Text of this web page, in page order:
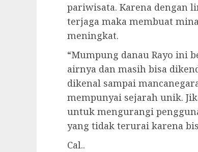
pariwisata. Karena dengan
terjaga maka membuat
meningkat.
“Mumpung danau Rayo ini
airnya dan masih bisa
dikenal sampai
mempunyai sejarah unik.
untuk mengurangi
yang tidak terurai karena
Cal..